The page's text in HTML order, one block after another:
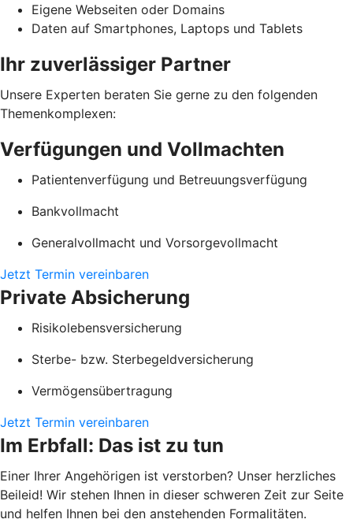
Eigene Webseiten oder Domains
Daten auf Smartphones, Laptops und Tablets
Ihr zuverlässiger Partner
Unsere Experten beraten Sie gerne zu den folgenden
Themenkomplexen:
Verfügungen und Vollmachten
Patientenverfügung und Betreuungsverfügung
Bankvollmacht
Generalvollmacht und Vorsorgevollmacht
Jetzt Termin vereinbaren
Private Absicherung
Risikolebensversicherung
Sterbe- bzw. Sterbegeldversicherung
Vermögensübertragung
Jetzt Termin vereinbaren
Im Erbfall: Das ist zu tun
Einer Ihrer Angehörigen ist verstorben? Unser herzliches
Beileid! Wir stehen Ihnen in dieser schweren Zeit zur Seite
und helfen Ihnen bei den anstehenden Formalitäten.